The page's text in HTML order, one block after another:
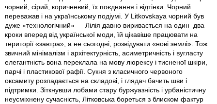
чорний, сірий, коричневий, їх поєднання і відтінки. Чорний
переважав і на українському подіумі. У Litkovskaya чорний був
дуже «технологічний» — Лілія давно виривається на один–два
кроки вперед від української моди, їй цікавіше працювати на
території «завтра», а не сьогодні, розвідувати «нові землі». Тож
звичний мінімалізм і архітектурність, асиметричність і вугласту
елегантність вона переклала на мову люрексу і тисненої шкіри,
парчі і пластикової рафії. Сукня з класичного червоного
оксамиту розпадається на складові, і глядач бачить шви і
підтримки. Зіткнувши лобами стару буржуазність і урбаністичну
неусміхнену сучасність, Літковська бореться з блиском фактур